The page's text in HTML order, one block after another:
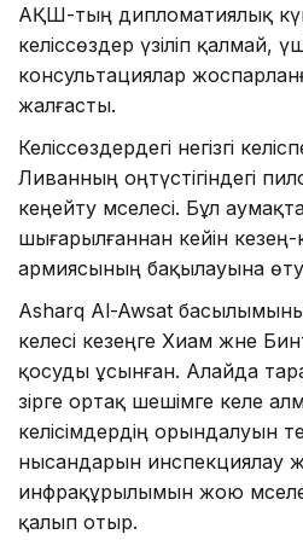
АҚШ-тың дипломатиялық
келіссөздер үзіліп қалмай,
консультациялар
жалғасты.
Келіссөздердегі негізгі
Ливанның оңтүстігіндегі
кеңейту мәселесі. Бұл
шығарылғаннан кейін
армиясының бақылауына
Asharq Al-Awsat
келесі кезеңге Хиам және
қосуды ұсынған. Алайда
әзірге ортақ шешімге келе
келісімдердің орындалуын
нысандарын инспекциялау
инфрақұрылымын жою
қалып отыр.